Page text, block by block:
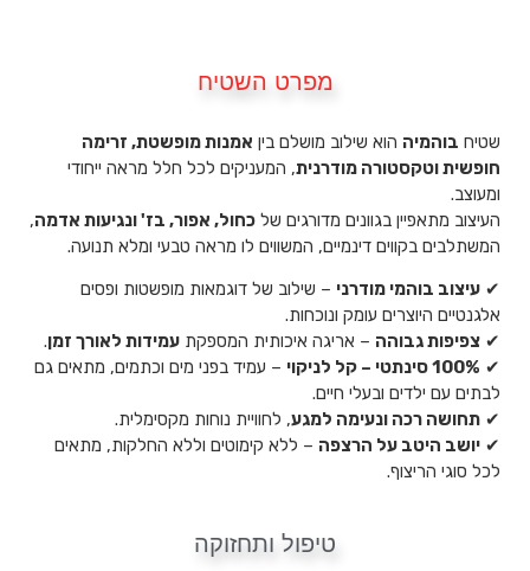
מפרט השטיח
טיפול ותחזוקה
שטיח בוהמיה הוא שילוב מושלם בין אמנות מופשטת, זרימה
חופשית וטקסטורה מודרנית, המעניקים לכל חלל מראה ייחודי
ומעוצב.
העיצוב מתאפיין בגוונים מדורגים של כחול, אפור, בז' ונגיעות אדמה,
המשתלבים בקווים דינמיים, המשווים לו מראה טבעי ומלא תנועה.
✔ עיצוב בוהמי מודרני – שילוב של דוגמאות מופשטות ופסים
אלגנטיים היוצרים עומק ונוכחות.
✔ צפיפות גבוהה – אריגה איכותית המספקת עמידות לאורך זמן.
✔ 100% סינתטי – קל לניקוי
– עמיד בפני מים וכתמים, מתאים גם
לבתים עם ילדים ובעלי חיים.
✔ תחושה רכה ונעימה למגע, לחוויית נוחות מקסימלית.
✔ יושב היטב על הרצפה – ללא קימוטים וללא החלקות, מתאים
לכל סוגי הריצוף.